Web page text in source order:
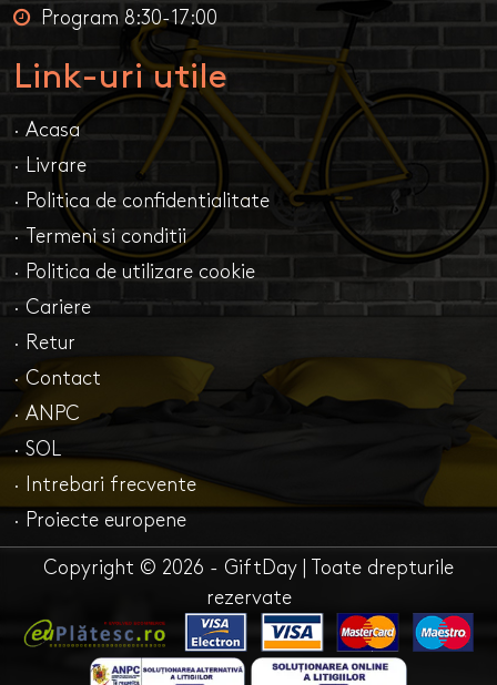
Program 8:30-17:00
Link-uri utile
· Acasa
· Livrare
· Politica de confidentialitate
· Termeni si conditii
· Politica de utilizare cookie
· Cariere
· Retur
· Contact
· ANPC
· SOL
· Intrebari frecvente
· Proiecte europene
Copyright © 2026 - GiftDay | Toate drepturile
rezervate